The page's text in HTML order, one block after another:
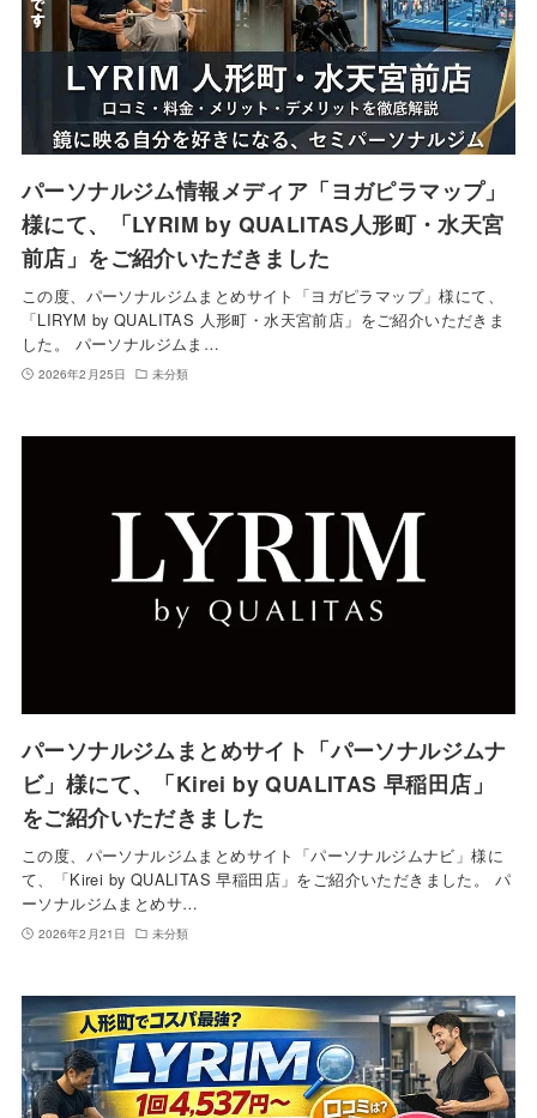
パーソナルジム情報メディア「ヨガピラマップ」
様にて、「LYRIM by QUALITAS人形町・水天宮
前店」をご紹介いただきました
この度、パーソナルジムまとめサイト「ヨガピラマップ」様にて、
「LIRYM by QUALITAS 人形町・水天宮前店」をご紹介いただきま
した。 パーソナルジムま…
2026年2月25日 未分類
パーソナルジムまとめサイト「パーソナルジムナ
ビ」様にて、「Kirei by QUALITAS 早稲田店」
をご紹介いただきました
この度、パーソナルジムまとめサイト「パーソナルジムナビ」様に
て、「Kirei by QUALITAS 早稲田店」をご紹介いただきました。 パ
ーソナルジムまとめサ…
2026年2月21日 未分類